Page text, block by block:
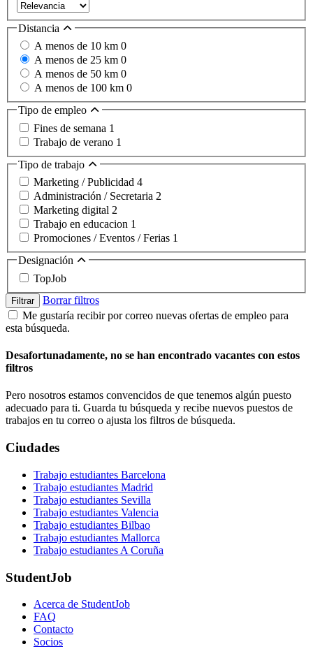
Distancia
A menos de 10 km 0
A menos de 25 km 0
A menos de 50 km 0
A menos de 100 km 0
Tipo de empleo
Fines de semana 1
Trabajo de verano 1
Tipo de trabajo
Marketing / Publicidad 4
Administración / Secretaria 2
Marketing digital 2
Trabajo en educacion 1
Promociones / Eventos / Ferias 1
Designación
TopJob
Filtrar
Borrar filtros
Me gustaría recibir por correo nuevas ofertas de empleo para
esta búsqueda.
Desafortunadamente, no se han encontrado vacantes con estos
filtros
Pero nosotros estamos convencidos de que tenemos algún puesto
adecuado para ti. Guarda tu búsqueda y recibe nuevos puestos de
trabajos en tu correo o ajusta los filtros de búsqueda.
Ciudades
Trabajo estudiantes Barcelona
Trabajo estudiantes Madrid
Trabajo estudiantes Sevilla
Trabajo estudiantes Valencia
Trabajo estudiantes Bilbao
Trabajo estudiantes Mallorca
Trabajo estudiantes A Coruña
StudentJob
Acerca de StudentJob
FAQ
Contacto
Socios